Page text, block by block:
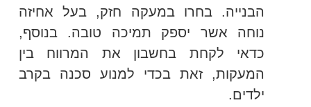
הבנייה. בחרו במעקה חזק, בעל אחיזה
נוחה אשר יספק תמיכה טובה. בנוסף,
כדאי לקחת בחשבון את המרווח בין
המעקות, זאת בכדי למנוע סכנה בקרב
ילדים.